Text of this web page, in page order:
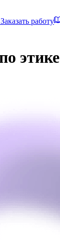
Заказать работу
этике